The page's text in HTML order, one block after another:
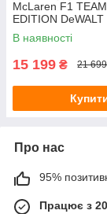
McLaren F1 TEAM
EDITION DeWALT
DCD86MP1T
В наявності
15 199 ₴ 21
Про нас
95%
Працює з